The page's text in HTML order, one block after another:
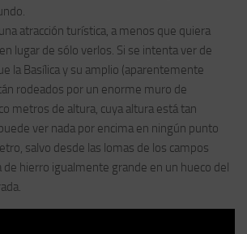
atracción turística, a menos que quiera
lugar de sólo verlos. Si se intenta ver de
la Basílica y su amplio (aparentemente
rodeados por un enorme muro de
metros de altura, cuya altura está tan
ver nada por encima en ningún punto
salvo desde las lomas de los campos
de hierro igualmente grande en un hueco del